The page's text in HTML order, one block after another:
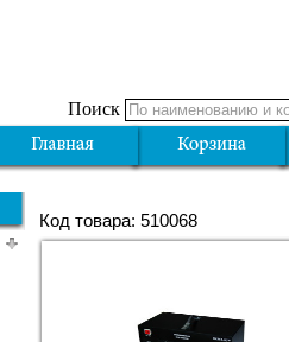
Поиск
Код товара: 510068